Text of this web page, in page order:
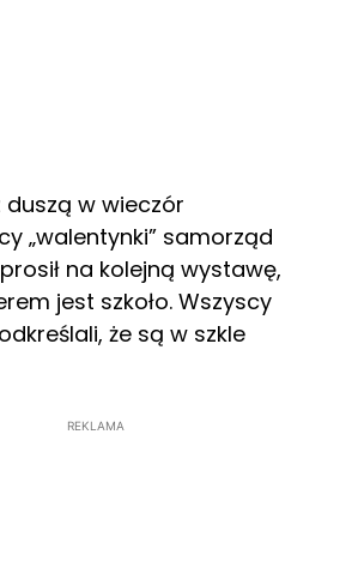
duszą w wieczór
„walentynki” samorząd
na kolejną wystawę,
jest szkoło. Wszyscy
że są w szkle
REKLAMA